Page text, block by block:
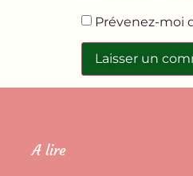
Prévenez-moi
A lire